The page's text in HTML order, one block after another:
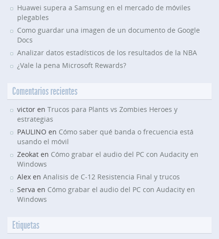
Huawei supera a Samsung en el mercado de móviles
plegables
Como guardar una imagen de un documento de Google
Docs
Analizar datos estadísticos de los resultados de la NBA
¿Vale la pena Microsoft Rewards?
Comentarios recientes
victor en Trucos para Plants vs Zombies Heroes y
estrategias
PAULINO en Cómo saber qué banda o frecuencia está
usando el móvil
Zeokat en Cómo grabar el audio del PC con Audacity en
Windows
Alex en Analisis de C-12 Resistencia Final y trucos
Serva en Cómo grabar el audio del PC con Audacity en
Windows
Etiquetas